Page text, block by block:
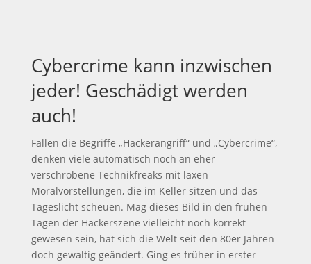
Cybercrime kann inzwischen
jeder! Geschädigt werden
auch!
Fallen die Begriffe „Hackerangriff“ und „Cybercrime“,
denken viele automatisch noch an eher
verschrobene Technikfreaks mit laxen
Moralvorstellungen, die im Keller sitzen und das
Tageslicht scheuen. Mag dieses Bild in den frühen
Tagen der Hackerszene vielleicht noch korrekt
gewesen sein, hat sich die Welt seit den 80er Jahren
doch gewaltig geändert. Ging es früher in erster